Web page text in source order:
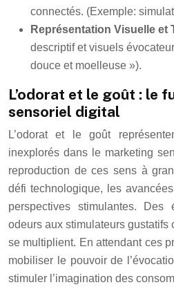
connectés. (Exemple:
Représentation Visuelle et
descriptif et visuels
douce et moelleuse »).
L’odorat et le goût : le
sensoriel digital
L’odorat et le goût
inexplorés dans le marketing
reproduction de ces sens à
défi technologique, les
perspectives stimulantes.
odeurs aux stimulateurs gustatifs
se multiplient. En attendant ces
mobiliser le pouvoir de
stimuler l’imagination des